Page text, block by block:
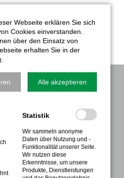
(Bei Problemen wenden Sie
in der Bahnhofstr. 38).
Webseite erklären Sie sich
Cookies einverstanden.
über den Einsatz von
erhalten Sie in der
Alle akzeptieren
Statistik
Wir sammeln anonyme
Daten über Nutzung und -
Funktionalität unserer Seite.
Wir nutzen diese
Erkenntnisse, um unsere
Produkte, Dienstleistungen